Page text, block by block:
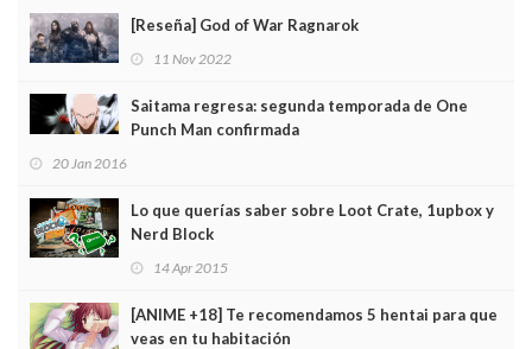
[Reseña] God of War Ragnarok
11 Nov 2022
Saitama regresa: segunda temporada de One
Punch Man confirmada
20 Jan 2016
Lo que querías saber sobre Loot Crate, 1upbox y
Nerd Block
14 Apr 2015
[ANIME +18] Te recomendamos 5 hentai para que
veas en tu habitación